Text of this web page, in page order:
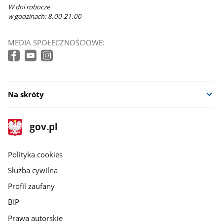
W dni robocze
w godzinach: 8.00-21.00
MEDIA SPOŁECZNOŚCIOWE:
Na skróty
stopka
gov.pl
Strona
gov.pl
gov.pl
Polityka cookies
Służba cywilna
Profil zaufany
BIP
Prawa autorskie